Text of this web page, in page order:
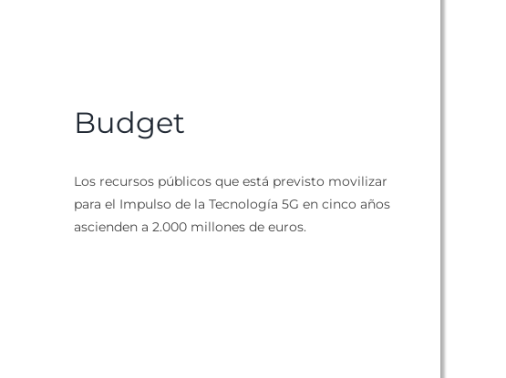
Budget
Los recursos públicos que está previsto movilizar
para el Impulso de la Tecnología 5G en cinco años
ascienden a 2.000 millones de euros.